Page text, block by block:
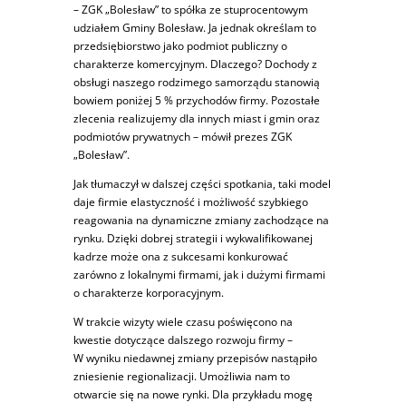
– ZGK „Bolesław” to spółka ze stuprocentowym
udziałem Gminy Bolesław. Ja jednak określam to
przedsiębiorstwo jako podmiot publiczny o
charakterze komercyjnym. Dlaczego? Dochody z
obsługi naszego rodzimego samorządu stanowią
bowiem poniżej 5 % przychodów firmy. Pozostałe
zlecenia realizujemy dla innych miast i gmin oraz
podmiotów prywatnych – mówił prezes ZGK
„Bolesław”.
Jak tłumaczył w dalszej części spotkania, taki model
daje firmie elastyczność i możliwość szybkiego
reagowania na dynamiczne zmiany zachodzące na
rynku. Dzięki dobrej strategii i wykwalifikowanej
kadrze może ona z sukcesami konkurować
zarówno z lokalnymi firmami, jak i dużymi firmami
o charakterze korporacyjnym.
W trakcie wizyty wiele czasu poświęcono na
kwestie dotyczące dalszego rozwoju firmy –
W wyniku niedawnej zmiany przepisów nastąpiło
zniesienie regionalizacji. Umożliwia nam to
otwarcie się na nowe rynki. Dla przykładu mogę